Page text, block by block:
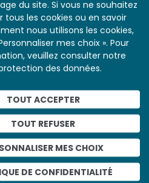
du site. Si vous ne souhaitez
tous les cookies ou en savoir
nous utilisons les cookies,
mes choix ». Pour
veuillez consulter notre
des données.
TOUT ACCEPTER
TOUT REFUSER
MES CHOIX
DE CONFIDENTIALITÉ
intimité
Paris, Grasset, 2011.
Hazan, 2007.
de genre”: Degas’s Le Viol and
Magazine, mai 2007, p.